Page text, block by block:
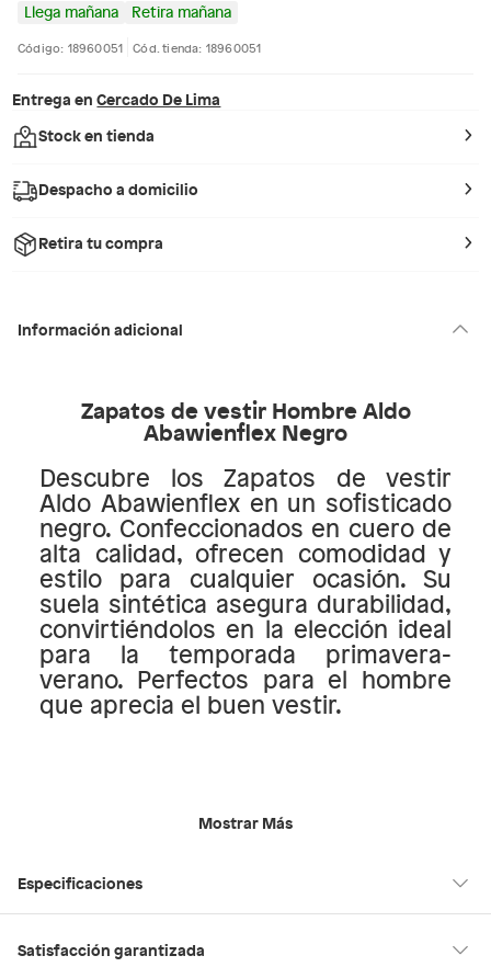
Llega mañana Retira mañana
Código: 18960051 Cód. tienda: 18960051
Entrega en Cercado De Lima
Stock en tienda
Despacho a domicilio
Retira tu compra
Información adicional
Zapatos de vestir Hombre Aldo
Abawienflex Negro
Descubre los Zapatos de vestir
Aldo Abawienflex en un sofisticado
negro. Confeccionados en cuero de
alta calidad, ofrecen comodidad y
estilo para cualquier ocasión. Su
suela sintética asegura durabilidad,
convirtiéndolos en la elección ideal
para la temporada primavera-
verano. Perfectos para el hombre
que aprecia el buen vestir.
Mostrar Más
Especificaciones
Forma de la punta
Satisfacción garantizada